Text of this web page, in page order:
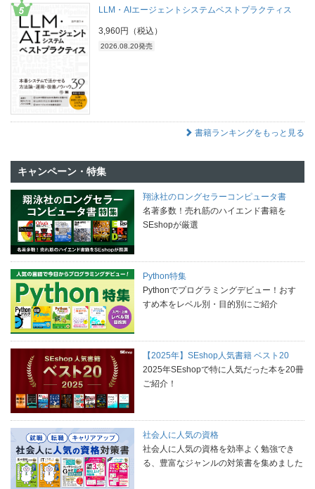
LLM・AIエージェントシステムベストプラクティス
3,960円（税込）
2026.08.20発売
書籍ランキングをもっと見る
キャンペーン・特集
翔泳社のロングセラーコンピュータ書
名著多数！売れ筋のハイエンド書籍を
SEshopが厳選
Python特集
Pythonでプログラミングデビュー！おす
すめ本をレベル別・目的別にご紹介
【2025年】SEshop人気書籍 ベスト20
2025年SEshopで特に人気だった本を20冊
ご紹介！
社会人に人気の資格
社会人に人気の資格を効率よく勉強でき
る、豊富なジャンルの対策書を集めました